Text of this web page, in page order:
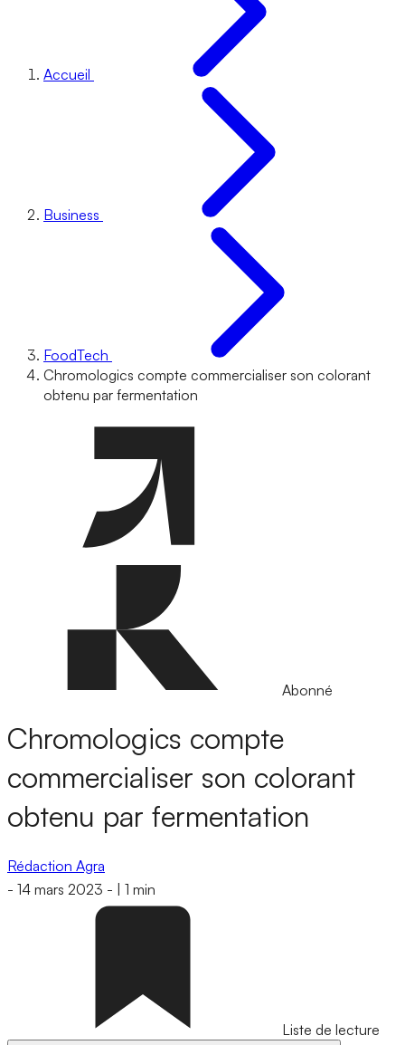
Accueil
Business
FoodTech
Chromologics compte commercialiser son colorant
obtenu par fermentation
Abonné
Chromologics compte
commercialiser son colorant
obtenu par fermentation
Rédaction Agra
- 14 mars 2023 - 1 min
Liste de lecture